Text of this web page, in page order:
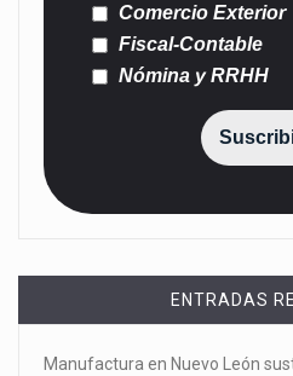
Comercio Exterior
Fiscal-Contable
Nómina y RRHH
ENTRADAS
Manufactura en Nuevo León